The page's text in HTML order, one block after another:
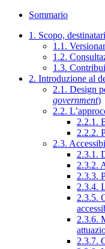
Sommario
1. Scopo,
1.1.
1.2.
1.3.
2. Introduzione al
2.1. Design
government)
2.2.
2.2.1.
2.2.2.
2.3.
2.3.1.
2.3.2.
2.3.3.
2.3.4.
2.3.5.
2.3.6.
2.3.7.